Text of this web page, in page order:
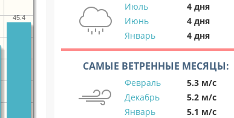
45.4
Июль
4 дня
Июнь
4 дня
Январь
4 дня
САМЫЕ ВЕТРЕННЫЕ МЕСЯЦЫ:
Февраль
5.3 м/с
Декабрь
5.2 м/с
Январь
5.1 м/с